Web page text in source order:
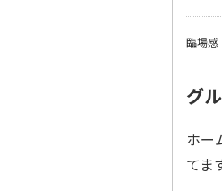
臨場感
グ
ホー
てま